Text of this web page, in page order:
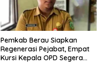
Pemkab Berau Siapkan
Regenerasi Pejabat, Empat
Kursi Kepala OPD Segera